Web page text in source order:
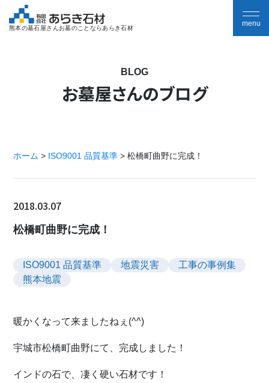
熊本の墓石屋さんお墓のことならあらき石材
BLOG
お墓屋さんのブログ
ホーム > ISO9001 品質基準 >松橋町曲野に完成！
2018.03.07
松橋町曲野に完成！
ISO9001 品質基準 地震災害
工事の事例集
熊本地震
暖かくなって来ましたねぇ(^^)
宇城市松橋町曲野にて、完成しました！
インドの石で、凄く硬い石材です！